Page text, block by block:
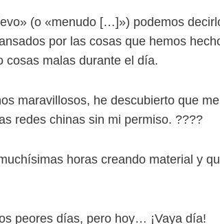
(o «menudo […]») podemos
por las cosas que hemos
cosas malas durante el día.
maravillosos, he descubierto que
redes chinas sin mi permiso. ????
horas creando material y
peores días, pero hoy… ¡Vaya día!